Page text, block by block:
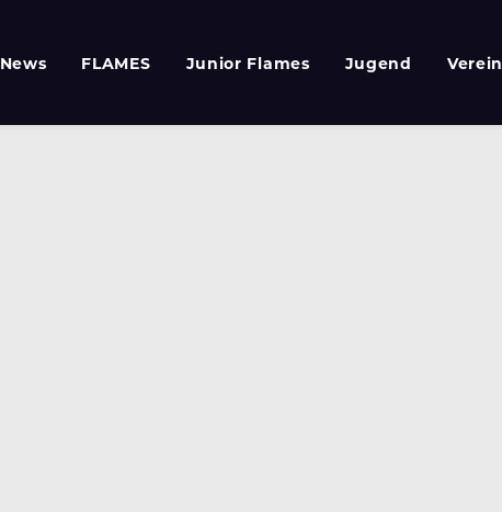
News FLAMES Junior Flames Jugend Verein